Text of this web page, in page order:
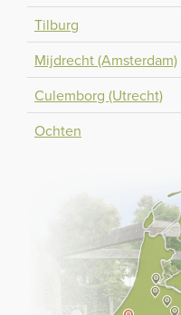
Tilburg
Mijdrecht (Amsterdam)
Culemborg (Utrecht)
Ochten